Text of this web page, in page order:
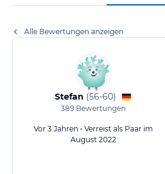
Alle Bewertungen anzeigen
Stefan (56-60)
389 Bewertungen
Vor 3 Jahren • Verreist als Paar im
August 2022